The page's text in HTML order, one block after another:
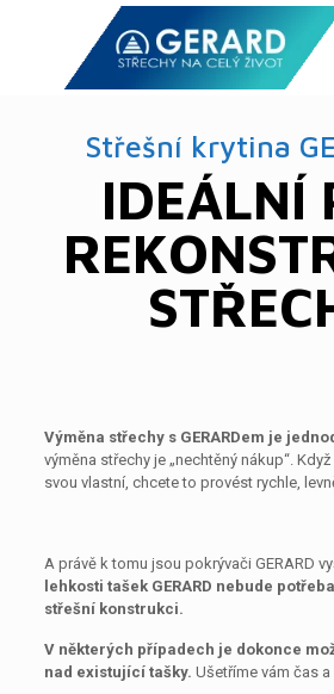
Střešní krytina
IDEÁLNÍ
Výměna střechy s GERARDem je
výměna střechy je „nechtěný nákup“.
svou vlastní, chcete to provést rychle,
A právě k tomu jsou pokrývači GERARD
lehkosti tašek GERARD nebude
střešní konstrukci.
V některých případech je dokonce
nad existující tašky. Ušetříme vám čas